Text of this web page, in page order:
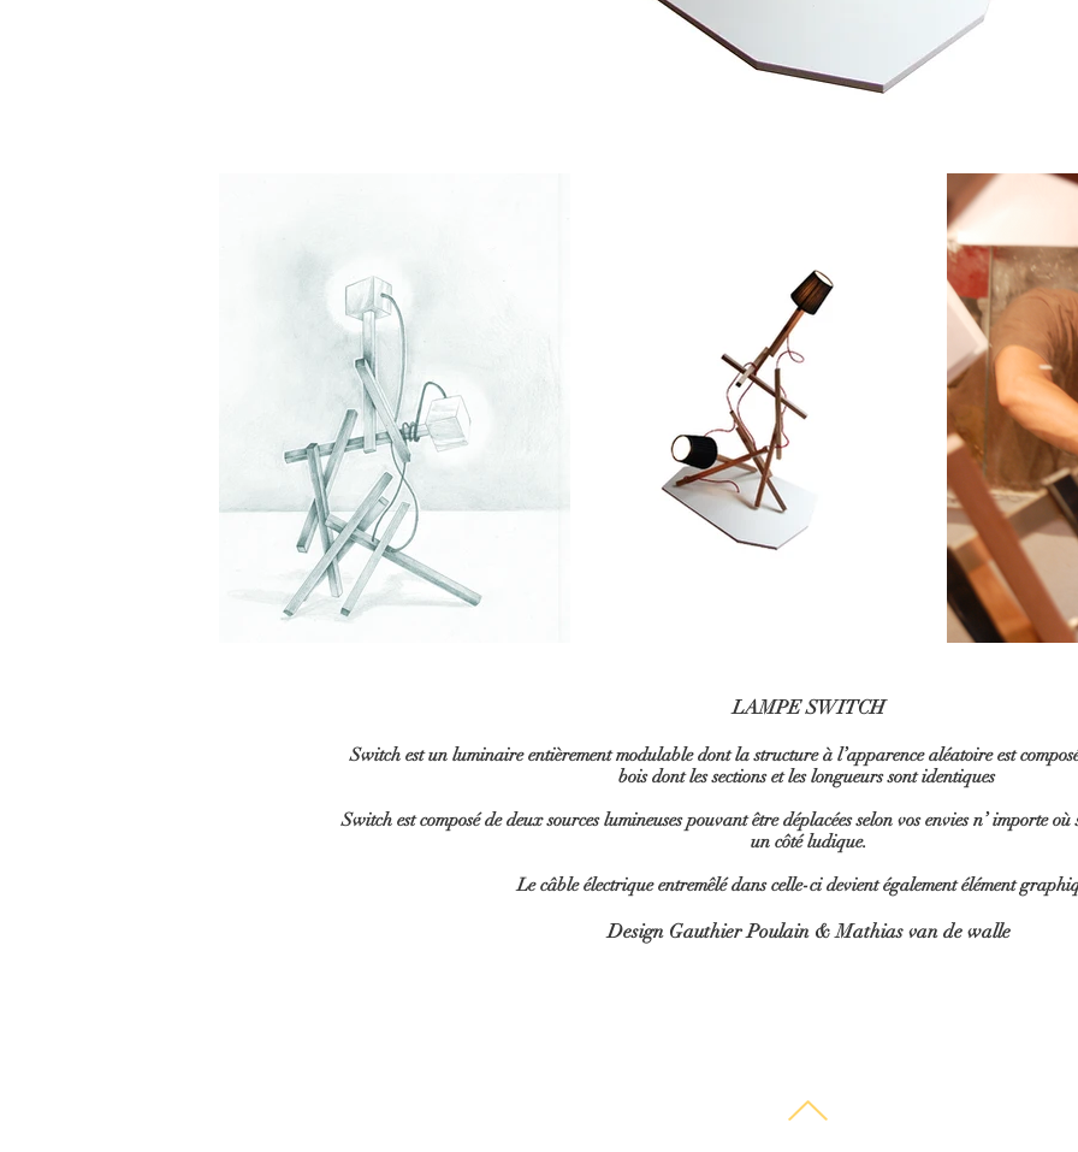
LAMPE SWITCH
Switch est un luminaire entièrement modulable dont la structure à l’apparence aléatoire est
bois dont les sections et les longueurs sont identiques
Switch est composé de deux sources lumineuses pouvant être déplacées selon vos envies n’ importe
un côté ludique.
Le câble électrique entremêlé dans celle-ci devient également élément
Design Gauthier Poulain & Mathias van de walle